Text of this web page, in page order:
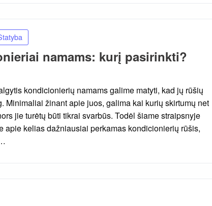
namams: kurį pasirinkti?
kondicionierių namams galime matyti, kad jų rūšių
Minimaliai žinant apie juos, galima kai kurių skirtumų net
jie turėtų būti tikrai svarbūs. Todėl šiame straipsnyje
apie kelias dažniausiai perkamas kondicionierių rūšis,